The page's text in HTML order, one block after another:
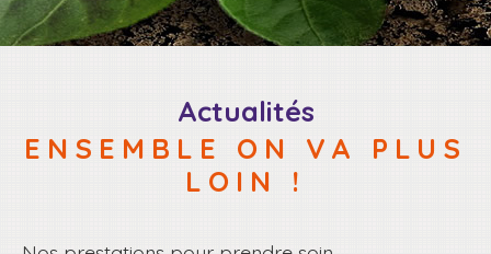
Actualités
ENSEMBLE ON VA PLUS
LOIN !